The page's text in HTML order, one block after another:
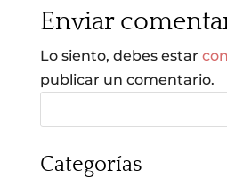
Enviar
Lo siento, debes estar
publicar un comentario.
Categorías